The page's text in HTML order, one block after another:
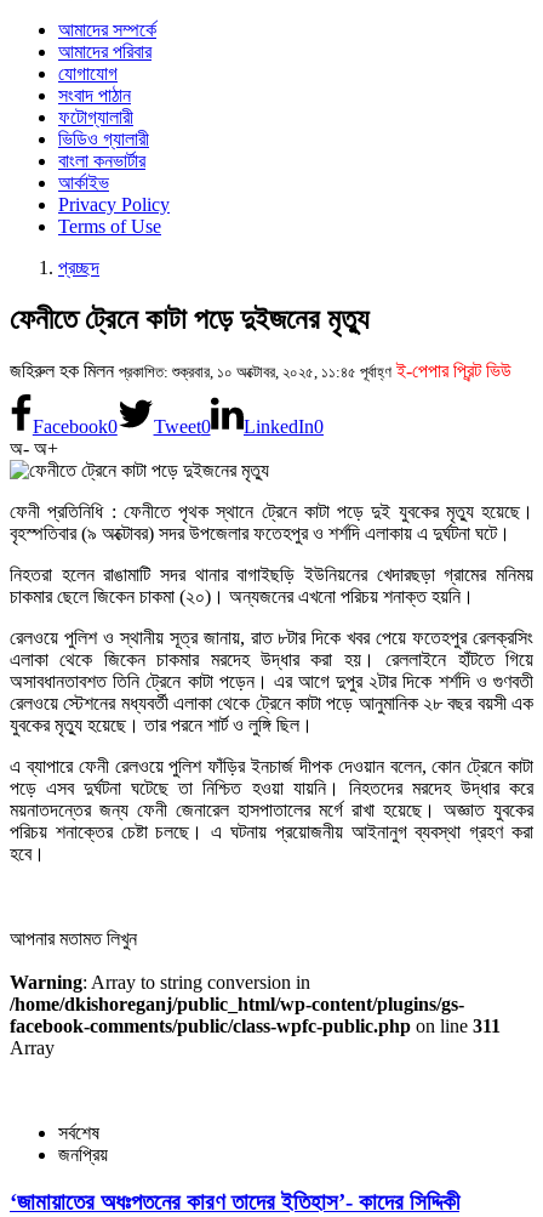
আমাদের সম্পর্কে
আমাদের পরিবার
যোগাযোগ
সংবাদ পাঠান
ফটোগ্যালারী
ভিডিও গ্যালারী
বাংলা কনভার্টার
আর্কাইভ
Privacy Policy
Terms of Use
প্রচ্ছদ
ফেনীতে ট্রেনে কাটা পড়ে দুইজনের মৃত্যু
জহিরুল হক মিলন প্রকাশিত: শুক্রবার, ১০ অক্টোবর, ২০২৫, ১১:৪৫ পূর্বাহ্ণ ই-পেপার প্রিন্ট ভিউ
Facebook0 Tweet0 LinkedIn0
অ- অ+
ফেনী প্রতিনিধি : ফেনীতে পৃথক স্থানে ট্রেনে কাটা পড়ে দুই যুবকের মৃত্যু হয়েছে।
বৃহস্পতিবার (৯ অক্টোবর) সদর উপজেলার ফতেহপুর ও শর্শদি এলাকায় এ দুর্ঘটনা ঘটে।
নিহতরা হলেন রাঙামাটি সদর থানার বাগাইছড়ি ইউনিয়নের খেদারছড়া গ্রামের মনিময়
চাকমার ছেলে জিকেন চাকমা (২০)। অন্যজনের এখনো পরিচয় শনাক্ত হয়নি।
রেলওয়ে পুলিশ ও স্থানীয় সূত্র জানায়, রাত ৮টার দিকে খবর পেয়ে ফতেহপুর রেলক্রসিং
এলাকা থেকে জিকেন চাকমার মরদেহ উদ্ধার করা হয়। রেললাইনে হাঁটতে গিয়ে
অসাবধানতাবশত তিনি ট্রেনে কাটা পড়েন। এর আগে দুপুর ২টার দিকে শর্শদি ও গুণবতী
রেলওয়ে স্টেশনের মধ্যবর্তী এলাকা থেকে ট্রেনে কাটা পড়ে আনুমানিক ২৮ বছর বয়সী এক
যুবকের মৃত্যু হয়েছে। তার পরনে শার্ট ও লুঙ্গি ছিল।
এ ব্যাপারে ফেনী রেলওয়ে পুলিশ ফাঁড়ির ইনচার্জ দীপক দেওয়ান বলেন, কোন ট্রেনে কাটা
পড়ে এসব দুর্ঘটনা ঘটেছে তা নিশ্চিত হওয়া যায়নি। নিহতদের মরদেহ উদ্ধার করে
ময়নাতদন্তের জন্য ফেনী জেনারেল হাসপাতালের মর্গে রাখা হয়েছে। অজ্ঞাত যুবকের
পরিচয় শনাক্তের চেষ্টা চলছে। এ ঘটনায় প্রয়োজনীয় আইনানুগ ব্যবস্থা গ্রহণ করা
হবে।
আপনার মতামত লিখুন
Warning: Array to string conversion in
/home/dkishoreganj/public_html/wp-content/plugins/gs-
facebook-comments/public/class-wpfc-public.php on line 311
Array
সর্বশেষ
জনপ্রিয়
‘জামায়াতের অধঃপতনের কারণ তাদের ইতিহাস’- কাদের সিদ্দিকী